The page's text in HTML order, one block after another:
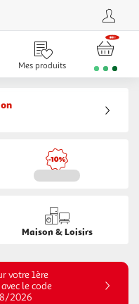
Mes produits
Maison & Loisirs
votre 1ère
le code
2026